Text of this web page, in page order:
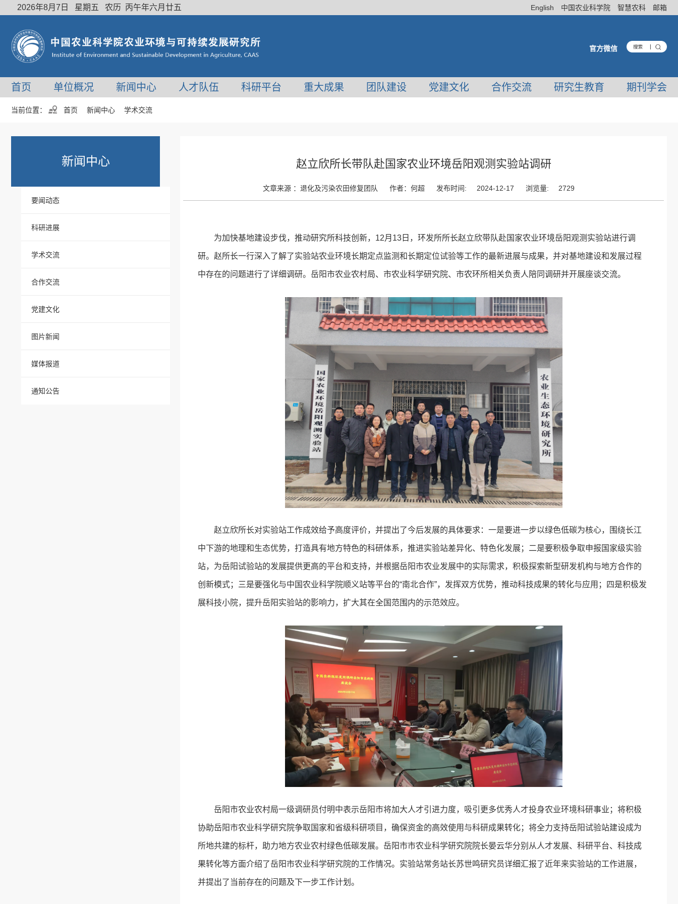
2026年8月7日 星期五 农历 丙午年六月廿五 English 中国农业科学院 智慧农科 邮箱
官方微信
首页 单位概况 新闻中心 人才队伍 科研平台 重大成果 团队建设 党建文化 合作交流 研究生教育 期刊学会
当前位置： 首页 新闻中心 学术交流
新闻中心
要闻动态
科研进展
学术交流
合作交流
党建文化
图片新闻
媒体报道
通知公告
赵立欣所长带队赴国家农业环境岳阳观测实验站调研
文章来源 ：退化及污染农田修复团队 作者：何超 发布时间: 2024-12-17 浏览量: 2729
为加快基地建设步伐，推动研究所科技创新，12月13日，环发所所长赵立欣带队赴国家农业环境岳阳观测实验站进行调
研。赵所长一行深入了解了实验站农业环境长期定点监测和长期定位试验等工作的最新进展与成果，并对基地建设和发展过程
中存在的问题进行了详细调研。岳阳市农业农村局、市农业科学研究院、市农环所相关负责人陪同调研并开展座谈交流。
赵立欣所长对实验站工作成效给予高度评价，并提出了今后发展的具体要求：一是要进一步以绿色低碳为核心，围绕长江
中下游的地理和生态优势，打造具有地方特色的科研体系，推进实验站差异化、特色化发展；二是要积极争取申报国家级实验
站，为岳阳试验站的发展提供更高的平台和支持，并根据岳阳市农业发展中的实际需求，积极探索新型研发机构与地方合作的
创新模式；三是要强化与中国农业科学院顺义站等平台的“南北合作”，发挥双方优势，推动科技成果的转化与应用；四是积极发
展科技小院，提升岳阳实验站的影响力，扩大其在全国范围内的示范效应。
岳阳市农业农村局一级调研员付明中表示岳阳市将加大人才引进力度，吸引更多优秀人才投身农业环境科研事业；将积极
协助岳阳市农业科学研究院争取国家和省级科研项目，确保资金的高效使用与科研成果转化；将全力支持岳阳试验站建设成为
所地共建的标杆，助力地方农业农村绿色低碳发展。岳阳市市农业科学研究院院长晏云华分别从人才发展、科研平台、科技成
果转化等方面介绍了岳阳市农业科学研究院的工作情况。实验站常务站长苏世鸣研究员详细汇报了近年来实验站的工作进展，
并提出了当前存在的问题及下一步工作计划。